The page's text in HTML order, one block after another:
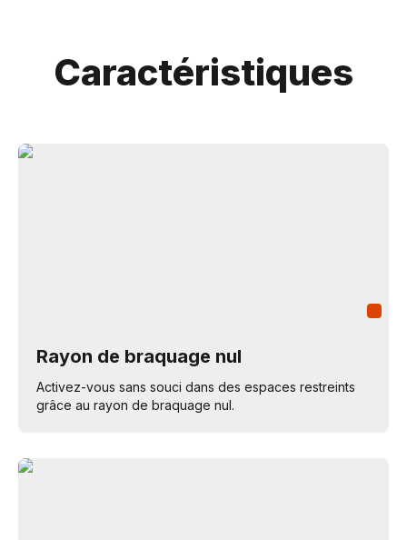
Caractéristiques
Rayon de braquage nul
Activez-vous sans souci dans des espaces restreints
grâce au rayon de braquage nul.